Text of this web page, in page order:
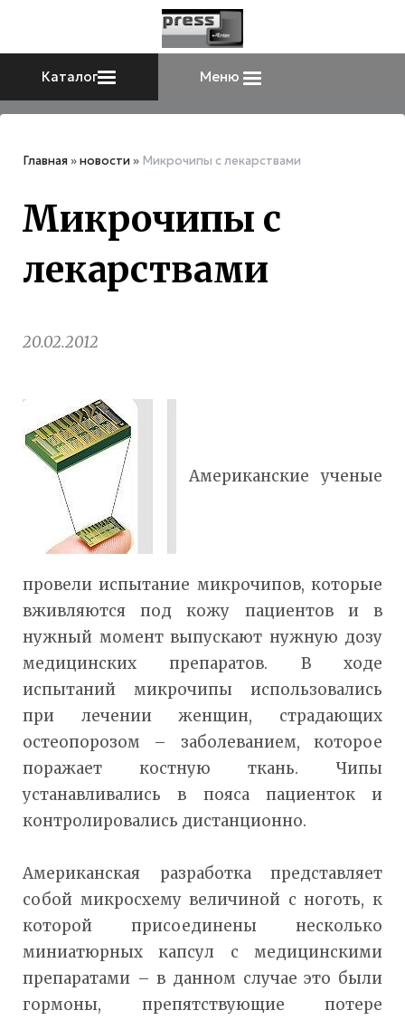
Каталог Меню
Главная »новости » Микрочипы с лекарствами
Микрочипы с
лекарствами
20.02.2012
Американские ученые
провели испытание микрочипов, которые
вживляются под кожу пациентов и в
нужный момент выпускают нужную дозу
медицинских препаратов. В ходе
испытаний микрочипы использовались
при лечении женщин, страдающих
остеопорозом – заболеванием, которое
поражает костную ткань. Чипы
устанавливались в пояса пациенток и
контролировались дистанционно.
Американская разработка представляет
собой микросхему величиной с ноготь, к
которой присоединены несколько
миниатюрных капсул с медицинскими
препаратами – в данном случае это были
гормоны, препятствующие потере